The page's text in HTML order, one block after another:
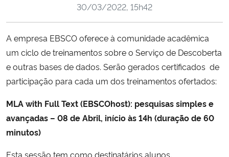
Ministério da Ciência, Tecnologia, Inovações e Comunicações
Ministério do Meio Ambiente
Ministério do Turismo
Ministério do Desenvolvimento Regional
30/03/2022, 15h42
A empresa EBSCO oferece à comunidade acadêmica
um ciclo de treinamentos sobre o Serviço de Descoberta
e outras bases de dados. Serão gerados certificados de
participação para cada um dos treinamentos ofertados:
MLA with Full Text (EBSCOhost): pesquisas simples e
avançadas – 08 de Abril, início às 14h (duração de 60
minutos)
Esta sessão tem como destinatários alunos,